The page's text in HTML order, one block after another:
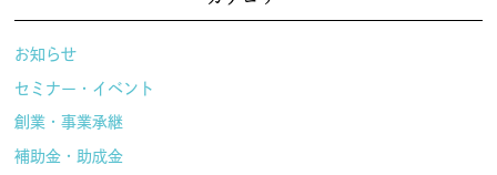
お知らせ
セミナー・イベント
創業・事業承継
補助金・助成金